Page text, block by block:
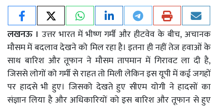
लखनऊ । उत्तर भारत में भीष्ण गर्मी और हीटवेव के बीच, अचानक
मौसम में बदलाव देखने को मिल रहा है। इतना ही नहीं तेज हवाओं के
साथ बारिश और तूफान ने मौसम तापमान में गिरावट ला दी है,
जिससे लोगों को गर्मी से राहत तो मिली लेकिन इस यूपी में कई जगहों
पर हादसे भी हुए। जिसको देखते हुए सीएम योगी ने हादसों का
संज्ञान लिया है और अधिकारियों को इस बारिश और तूफान से हुए